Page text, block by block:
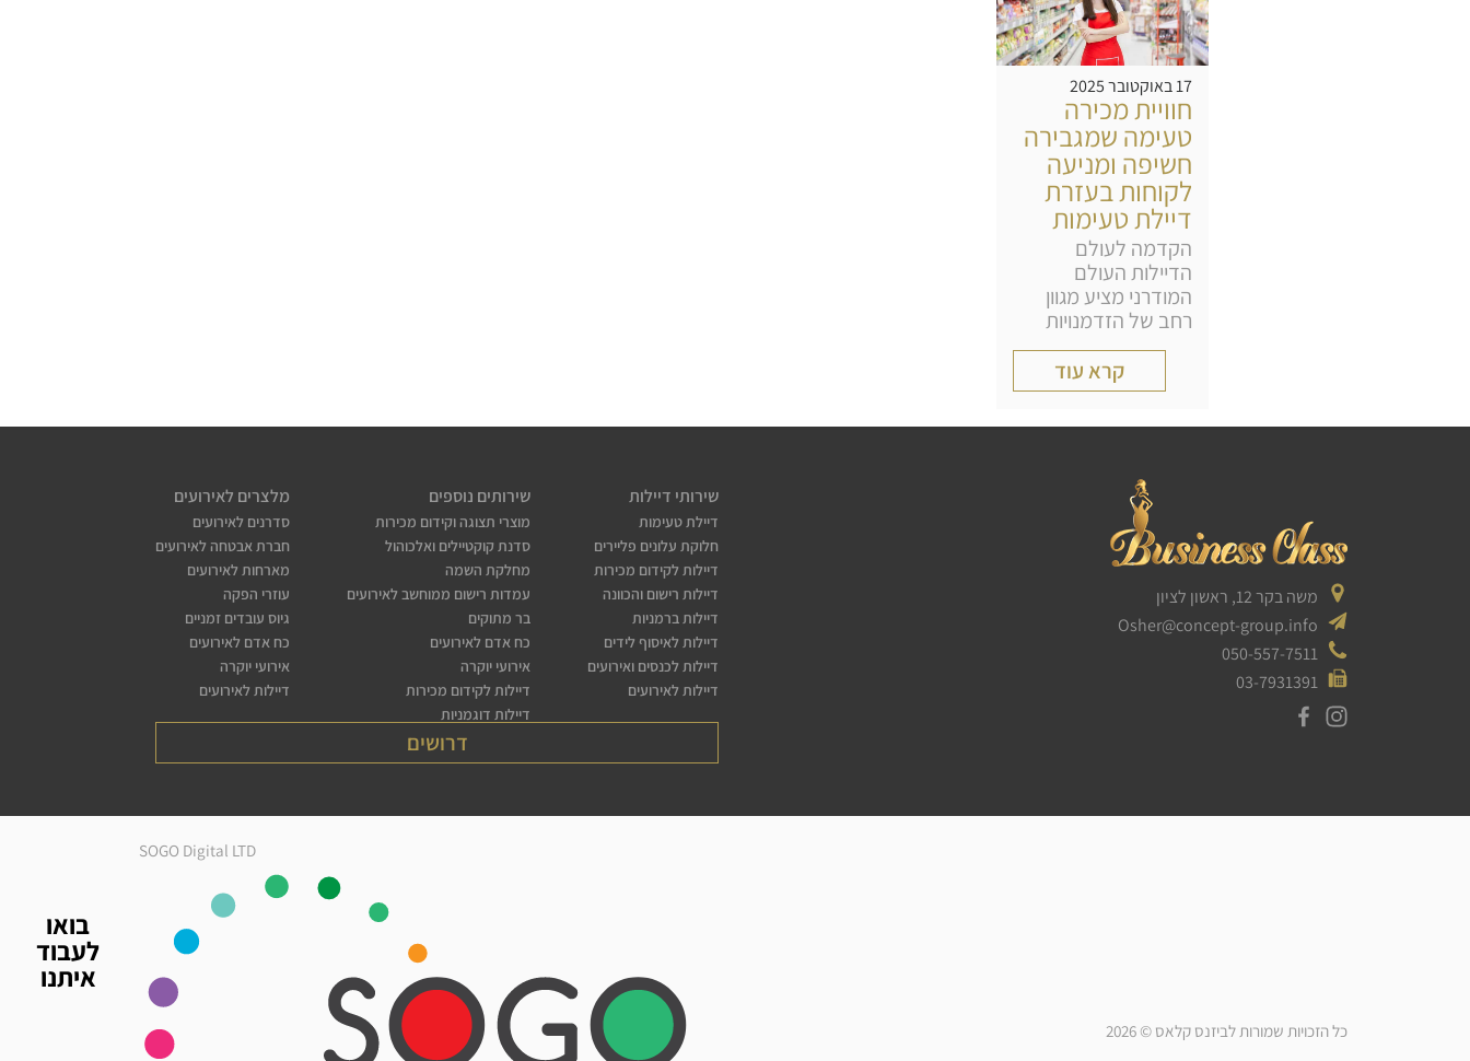
בואו
לעבוד
איתנו
17 באוקטובר 2025
חוויית מכירה
טעימה שמגבירה
חשיפה ומניעה
לקוחות בעזרת
דיילת טעימות
הקדמה לעולם
הדיילות העולם
המודרני מציע מגוון
רחב של הזדמנויות
קרא עוד
משה בקר 12, ראשון לציון
Osher@concept-group.info
050-557-7511
03-7931391
שירותי דיילות
דיילת טעימות
חלוקת עלונים פליירים
דיילות לקידום מכירות
דיילות רישום והכוונה
דיילות ברמניות
דיילות לאיסוף לידים
דיילות לכנסים ואירועים
דיילות לאירועים
שירותים נוספים
מוצרי תצוגה וקידום מכירות
סדנת קוקטיילים ואלכוהול
מחלקת השמה
עמדות רישום ממוחשב לאירועים
בר מתוקים
כח אדם לאירועים
אירועי יוקרה
דיילות לקידום מכירות
דיילות דוגמניות
מלצרים לאירועים
סדרנים לאירועים
חברת אבטחה לאירועים
מארחות לאירועים
עוזרי הפקה
גיוס עובדים זמניים
כח אדם לאירועים
אירועי יוקרה
דיילות לאירועים
דרושים
כל הזכויות שמורות לביזנס קלאס © 2026
SOGO Digital LTD